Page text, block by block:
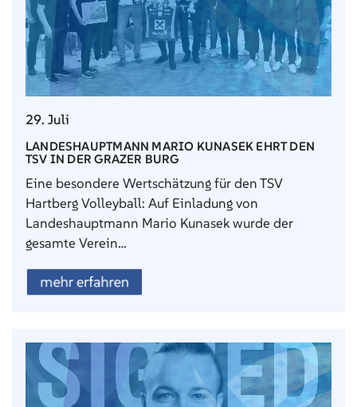
29. Juli
LANDESHAUPTMANN MARIO KUNASEK EHRT DEN
TSV IN DER GRAZER BURG
Eine besondere Wertschätzung für den TSV
Hartberg Volleyball: Auf Einladung von
Landeshauptmann Mario Kunasek wurde der
gesamte Verein…
mehr erfahren